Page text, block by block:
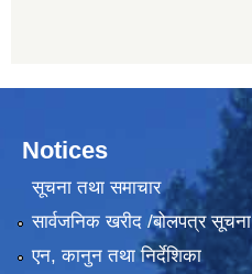
Notices
सूचना तथा समाचार
सार्वजनिक खरीद /बोलपत्र सूचना
एन, कानुन तथा निर्देशिका